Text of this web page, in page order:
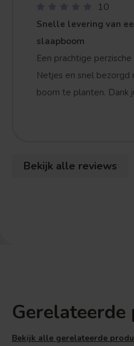
10
Snelle levering van
slaapboom
Een prachtige
Netjes en snel
boom te planten. Dank
Bekijk alle reviews
Gerelateerde
Bekijk alle gerelateerde